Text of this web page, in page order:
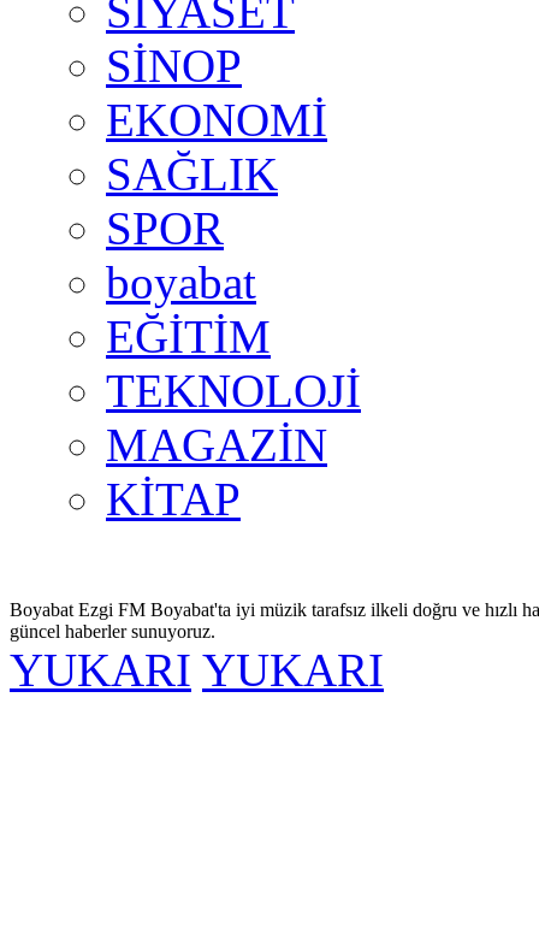
SİYASET
SİNOP
EKONOMİ
SAĞLIK
SPOR
boyabat
EĞİTİM
TEKNOLOJİ
MAGAZİN
KİTAP
Boyabat Ezgi FM Boyabat'ta iyi müzik tarafsız ilkeli doğru ve hızlı
güncel haberler sunuyoruz.
YUKARI YUKARI